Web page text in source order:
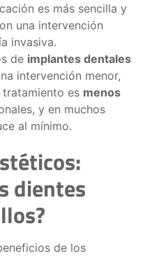
es más sencilla y
una intervención
invasiva.
de implantes dentales
intervención menor,
es menos
y en muchos
al mínimo.
dientes
de los